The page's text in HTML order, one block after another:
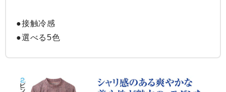
●接触冷感
●選べる5色